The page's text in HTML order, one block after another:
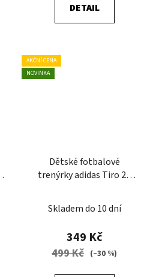
DETAIL
AKČNÍ CENA
NOVINKA
Dětské fotbalové
trenýrky adidas Tiro 26
Skladem do 10 dní
349 Kč
499 Kč (–30 %)